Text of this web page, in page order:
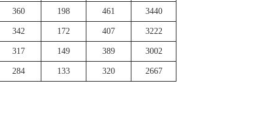
360 198 461 3440
342 172 407 3222
317 149 389 3002
284 133 320 2667